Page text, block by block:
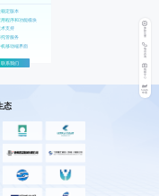
稳定版本
用程序和功能模块
术支持
托管服务
机移动端界面
联系我们
态
咨
申请